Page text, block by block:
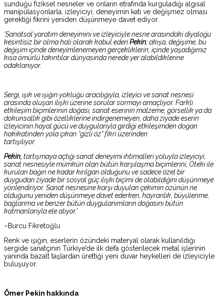
sunduğu fiziksel nesneler ve onların etrafında kurguladığı algısal
manipülasyonlarla, izleyiciyi, deneyimin katı ve değişmez olması
gerektiği fikrini yeniden düşünmeye davet ediyor.
‘Sanatsal yaratım deneyimini ve izleyiciyle nesne arasındaki diyaloğu
kesintisiz bir olma hali olarak kabul eden Pekin; akışa, değişime, bu
değişim içinde deneyimlenemeyen gerçekliklerin, içinde yaşadığımız
kısa ömürlü takıntılar dünyasında nerede yer alabildiklerine
odaklanıyor.
Sergi, ışık ve ışığın yokluğu aracılığıyla, izleyici ve sanat nesnesi
arasında oluşan ilişki üzerine sorular sormayı amaçlıyor. Farklı
etkileşim biçimlerinin doğası, sanat eserinin malzeme, görsellik ya da
dokunsallık gibi özelliklerine indirgenemeyen, daha ziyade eserin
izleyicinin hayal gücü ve duygularıyla girdiği etkileşimden doğan
hakikatinden yola çıkan “gizli öz” fikri üzerinden
tartışılıyor.
Pekin, tartışmaya açtığı sanat deneyimi ihtimalleri yoluyla izleyiciyi,
sanat nesnesiyle mümkün olan bütün karşılaşma biçimlerini, Öteki ile
kurulan bağın ne kadar kırılgan olduğunu ve sadece özel bir
duygudan ziyade bir sosyal güç ilişki biçimi de olabildiğini düşünmeye
yönlendiriyor. Sanat nesnesine karşı duyulan çekimin özünün ne
olduğunu yeniden düşünmeye davet ederken, hayranlık, büyülenme,
bağlanma ve benzer bütün duygulanımların doğasını bütün
katmanlarıyla ele alıyor.’
–Burcu Fikretoğlu
Renk ve ışığın, eserlerin özündeki materyal olarak kullanıldığı
sergide sanatçının Türkiye’de ilk defa gösterilecek metal işlerinin
yanında bazalt taşlardan ürettiği yeni duvar heykelleri de izleyiciyle
buluşuyor.
Ömer Pekin hakkında